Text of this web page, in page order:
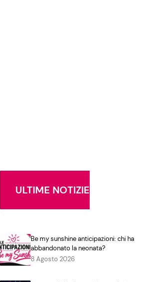
ULTIME NOTIZIE
Be my sunshine anticipazioni: chi ha
abbandonato la neonata?
8 Agosto 2026